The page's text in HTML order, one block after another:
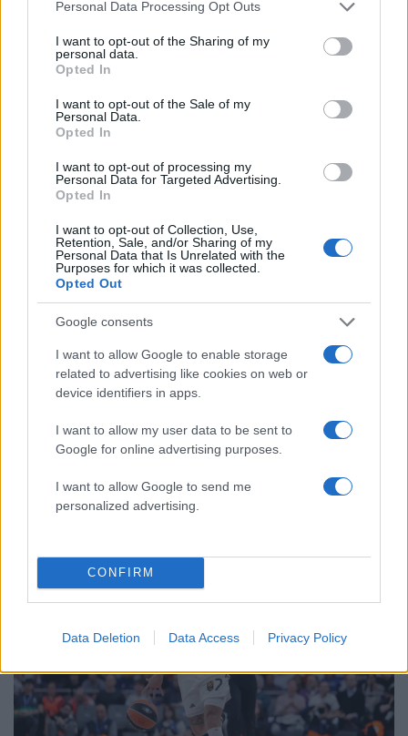
not limited to your visit or usage behaviour. You may click to
grant or deny consent to Google and its third-party tags to
use your data for below specified purposes in below Google
consent section.
Personal Data Processing Opt Outs
I want to opt-out of the Sharing of my
personal data.
Opted In
I want to opt-out of the Sale of my
Personal Data.
Opted In
I want to opt-out of processing my
Personal Data for Targeted Advertising.
Opted In
I want to opt-out of Collection, Use,
Retention, Sale, and/or Sharing of my
Personal Data that Is Unrelated with the
Purposes for which it was collected.
Opted Out
Google consents
I want to allow Google to enable storage
related to advertising like cookies on web or
device identifiers in apps.
I want to allow my user data to be sent to
Google for online advertising purposes.
I want to allow Google to send me
personalized advertising.
CONFIRM
Data Deletion Data Access Privacy Policy
Έφυγαν οι συνεργάτες, μένει η Μαρία
Καρυστιανού - Η επόμενη μέρα για την
Canadair 515: Οι πρώτες εικόνες από την
κατασκευή του αεροσκάφους που θα
φωτιάς
Marfin: Η 46χρονη πήρε προθεσμία για
συμμετείχε στη διαδήλωση όπως και
100.000 άτομα»
Μεταφορές χρημάτων: Πότε μπορεί να
θεωρηθούν δωρεές και να επιβληθεί
φόρος – Τι ισχυεί για τις γονικές παροχές
τις φωτιές σε Αττική και Βοιωτία: «Από τα
ισχυρότερα επεισόδια των τελευταίων 50
χρόνων»
Αθλητικά:
Περισσότερα άρθρα